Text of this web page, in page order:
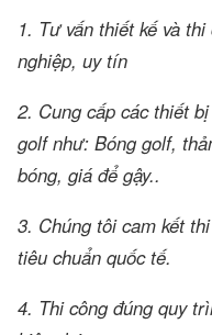
1. Tư vấn thiết kế và
nghiệp, uy tín
2. Cung cấp các thiết
golf như: Bóng golf,
bóng, giá để gậy..
3. Chúng tôi cam kết
tiêu chuẩn quốc tế.
4. Thi công đúng quy